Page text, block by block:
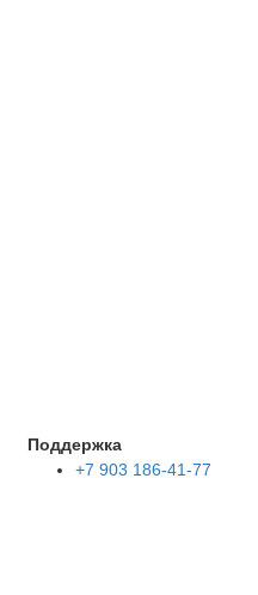
Поддержка
+7 903 186-41-77